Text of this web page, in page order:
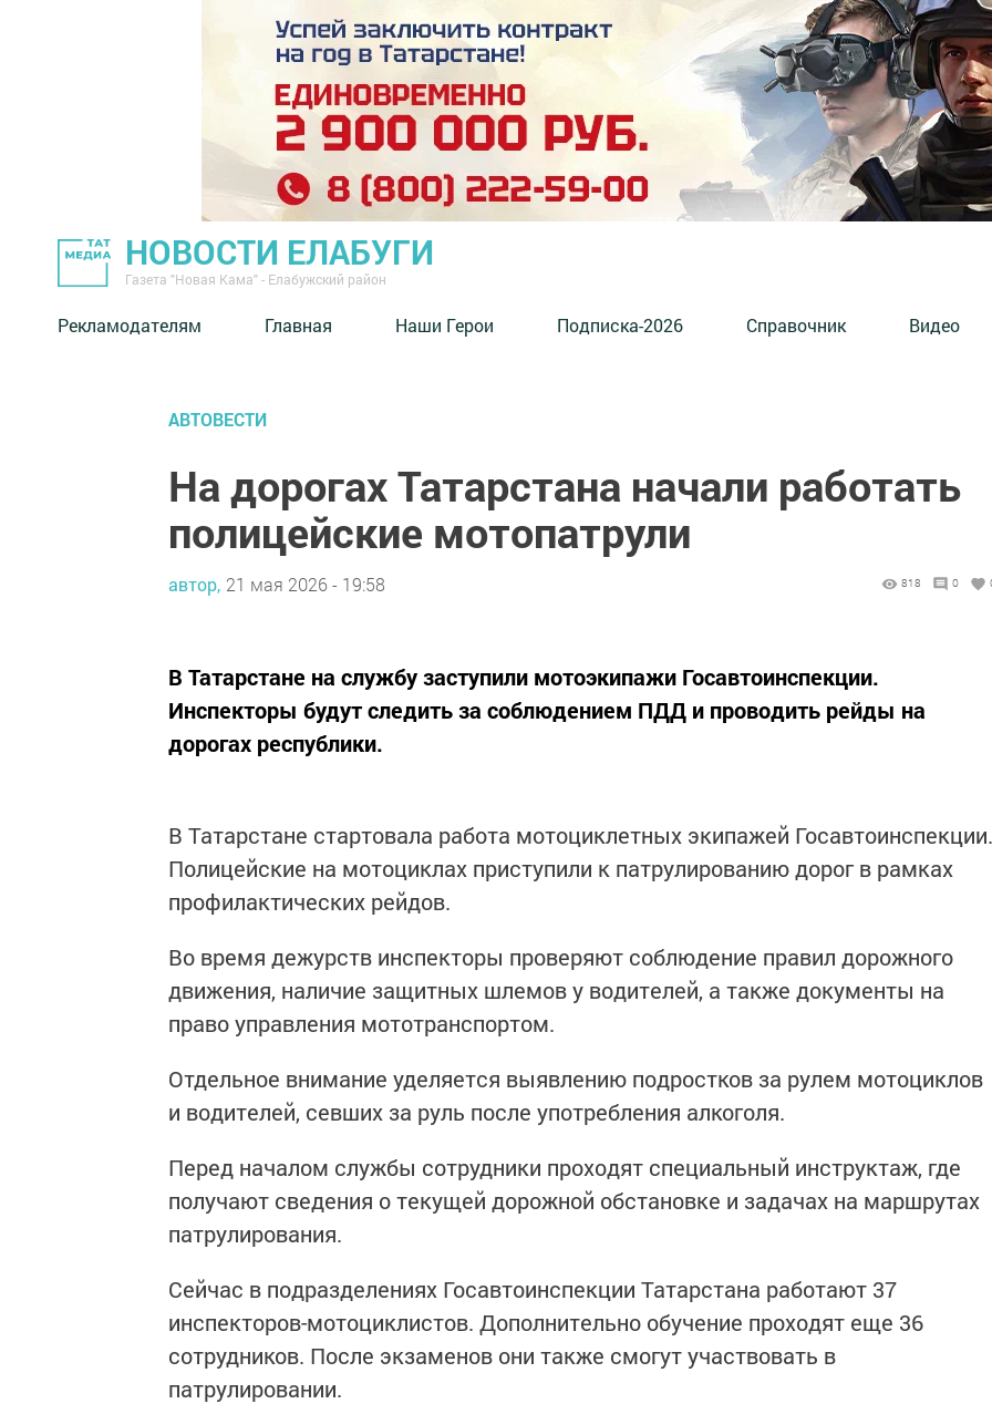
НОВОСТИ ЕЛАБУГИ
Газета "Новая Кама" - Елабужский район
Рекламодателям Главная Наши Герои Подписка-2026 Справочник Видео
АВТОВЕСТИ
На дорогах Татарстана начали работать
полицейские мотопатрули
автор, 21 мая 2026 - 19:58 818 0
В Татарстане на службу заступили мотоэкипажи Госавтоинспекции.
Инспекторы будут следить за соблюдением ПДД и проводить рейды на
дорогах республики.
В Татарстане стартовала работа мотоциклетных экипажей Госавтоинспекции.
Полицейские на мотоциклах приступили к патрулированию дорог в рамках
профилактических рейдов.
Во время дежурств инспекторы проверяют соблюдение правил дорожного
движения, наличие защитных шлемов у водителей, а также документы на
право управления мототранспортом.
Отдельное внимание уделяется выявлению подростков за рулем мотоциклов
и водителей, севших за руль после употребления алкоголя.
Перед началом службы сотрудники проходят специальный инструктаж, где
получают сведения о текущей дорожной обстановке и задачах на маршрутах
патрулирования.
Сейчас в подразделениях Госавтоинспекции Татарстана работают 37
инспекторов-мотоциклистов. Дополнительно обучение проходят еще 36
сотрудников. После экзаменов они также смогут участвовать в
патрулировании.